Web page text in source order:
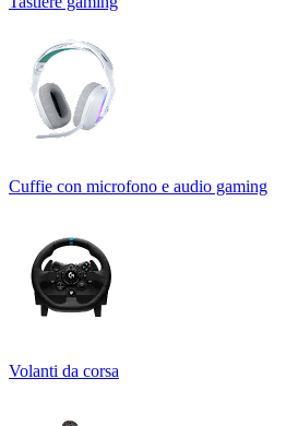
Cuffie con microfono e audio gaming
Volanti da corsa